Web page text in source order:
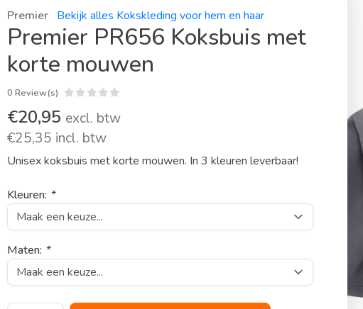
Premier Bekijk alles Kokskleding voor hem en haar
Premier PR656 Koksbuis met
korte mouwen
0 Review(s)
€20,95 excl. btw
€25,35 incl. btw
Unisex koksbuis met korte mouwen. In 3 kleuren leverbaar!
Kleuren: *
Maten: *